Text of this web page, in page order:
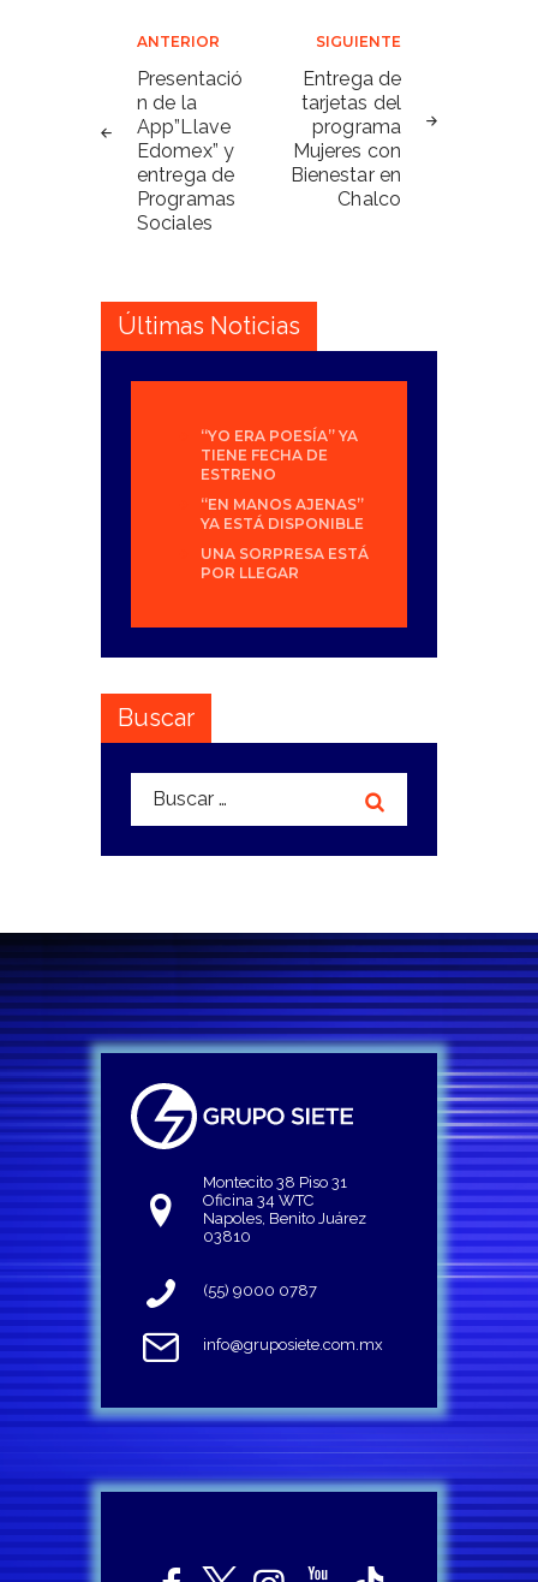
Navegación
de
entradas
ANTERIOR
Presentació
n de la
App”Llave
Edomex” y
entrega de
Programas
Sociales
SIGUIENTE
Entrega de
tarjetas del
programa
Mujeres con
Bienestar en
Chalco
Últimas Noticias
“YO ERA POESÍA” YA
TIENE FECHA DE
ESTRENO
“EN MANOS AJENAS”
YA ESTÁ DISPONIBLE
UNA SORPRESA ESTÁ
POR LLEGAR
Buscar
Buscar:
Montecito 38 Piso 31
Oficina 34 WTC
Napoles, Benito Juárez
03810
(55) 9000 0787
info@gruposiete.com.mx